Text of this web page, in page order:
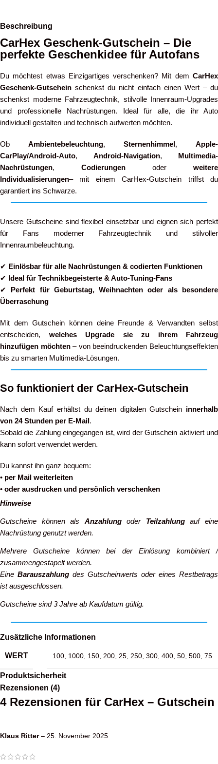
Beschreibung
CarHex Geschenk-Gutschein – Die
perfekte Geschenkidee für Autofans
Du möchtest etwas Einzigartiges verschenken? Mit dem CarHex
Geschenk-Gutschein schenkst du nicht einfach einen Wert – du
schenkst moderne Fahrzeugtechnik, stilvolle Innenraum-Upgrades
und professionelle Nachrüstungen. Ideal für alle, die ihr Auto
individuell gestalten und technisch aufwerten möchten.
Ob Ambientebeleuchtung, Sternenhimmel, Apple-
CarPlay/Android-Auto, Android-Navigation, Multimedia-
Nachrüstungen, Codierungen oder weitere
Individualisierungen– mit einem CarHex-Gutschein triffst du
garantiert ins Schwarze.
Unsere Gutscheine sind flexibel einsetzbar und eignen sich perfekt
für Fans moderner Fahrzeugtechnik und stilvoller
Innenraumbeleuchtung.
✔ Einlösbar für alle Nachrüstungen & codierten Funktionen
✔ Ideal für Technikbegeisterte & Auto-Tuning-Fans
✔ Perfekt für Geburtstag, Weihnachten oder als besondere
Überraschung
Mit dem Gutschein können deine Freunde & Verwandten selbst
entscheiden, welches Upgrade sie zu ihrem Fahrzeug
hinzufügen möchten– von beeindruckenden Beleuchtungseffekten
bis zu smarten Multimedia-Lösungen.
So funktioniert der CarHex-Gutschein
Nach dem Kauf erhältst du deinen digitalen Gutschein innerhalb
von 24 Stunden per E-Mail .
Sobald die Zahlung eingegangen ist, wird der Gutschein aktiviert und
kann sofort verwendet werden.
Du kannst ihn ganz bequem:
• per Mail weiterleiten
• oder ausdrucken und persönlich verschenken
Hinweise
Gutscheine können als Anzahlungoder Teilzahlungauf eine
Nachrüstung genutzt werden.
Mehrere Gutscheine können bei der Einlösung kombiniert /
zusammengestapelt werden.
Eine Barauszahlung des Gutscheinwerts oder eines Restbetrags
ist ausgeschlossen.
Gutscheine sind 3 Jahre ab Kaufdatum gültig.
Zusätzliche Informationen
WERT 100 1000 150 200 25 250 300 400 50 500 75
Produktsicherheit
Rezensionen (4)
4 Rezensionen für CarHex – Gutschein
Klaus Ritter– 25. November 2025